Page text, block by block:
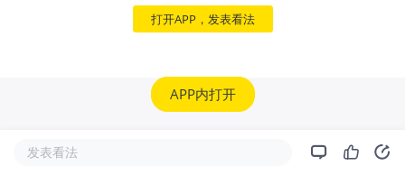
打开APP，发表看法
APP内打开
发表看法